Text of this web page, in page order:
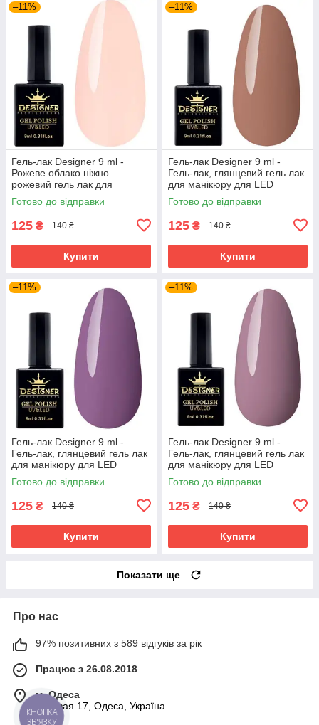
–11%
Гель-лак Designer 9 ml -
Рожеве облако ніжно
рожевий гель лак для
манікюру для LED лампи, лак
Дизайнер
Готово до відправки
125 ₴ 140 ₴
Купити
–11%
Гель-лак Designer 9 ml -
Гель-лак, глянцевий гель лак
для манікюру для LED
лампи, лак Дизайнер
Готово до відправки
125 ₴ 140 ₴
Купити
–11%
Гель-лак Designer 9 ml -
Гель-лак, глянцевий гель лак
для манікюру для LED
лампи, лак Дизайнер
Готово до відправки
125 ₴ 140 ₴
Купити
–11%
Гель-лак Designer 9 ml -
Гель-лак, глянцевий гель лак
для манікюру для LED
лампи, лак Дизайнер
Готово до відправки
125 ₴ 140 ₴
Купити
Показати ще
Про нас
97% позитивних з 589 відгуків за рік
Працює з 26.08.2018
м. Одеса
Базовая 17, Одеса, Україна
КНОПКА
ЗВ'ЯЗКУ